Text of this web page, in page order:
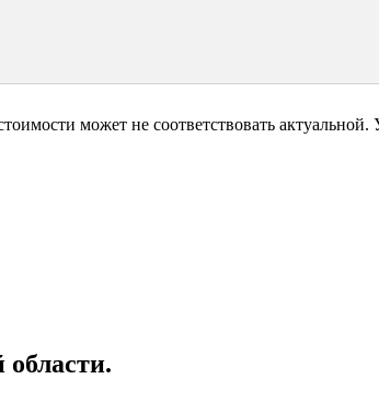
может не соответствовать актуальной.